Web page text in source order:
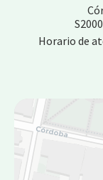
Horario de